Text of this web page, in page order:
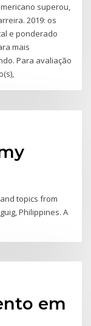
superou,
2019: os
e ponderado
mais
Para avaliação
topics from
Philippines. A
em